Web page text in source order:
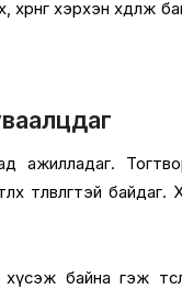
хэрхэн хөдөлж
ажилладаг.
байдаг.
байна гэж